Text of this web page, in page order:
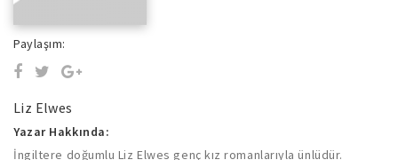
Paylaşım:
Liz Elwes
Yazar Hakkında:
İngiltere doğumlu Liz Elwes genç kız romanlarıyla ünlüdür.